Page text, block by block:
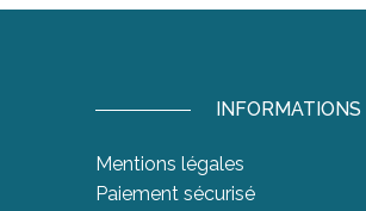
INFORMATIONS
Mentions légales
Paiement sécurisé